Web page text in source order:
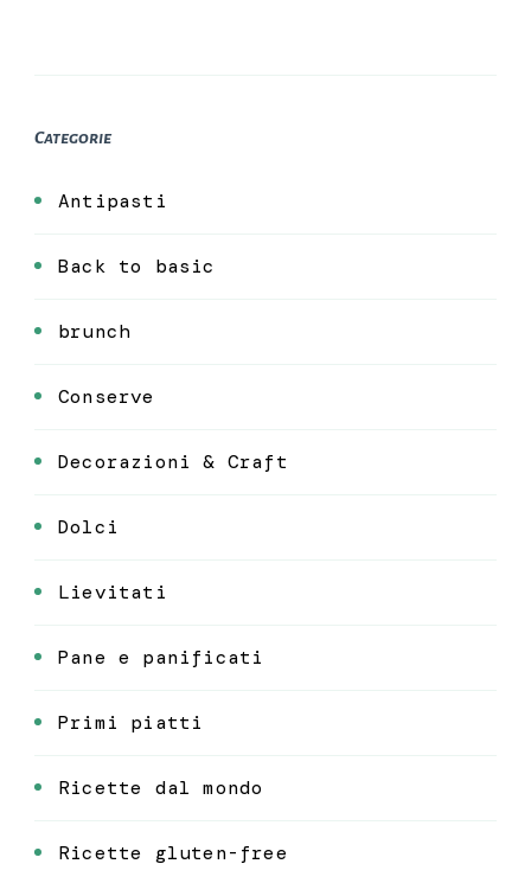
Categorie
Antipasti
Back to basic
brunch
Conserve
Decorazioni & Craft
Dolci
Lievitati
Pane e panificati
Primi piatti
Ricette dal mondo
Ricette gluten-free